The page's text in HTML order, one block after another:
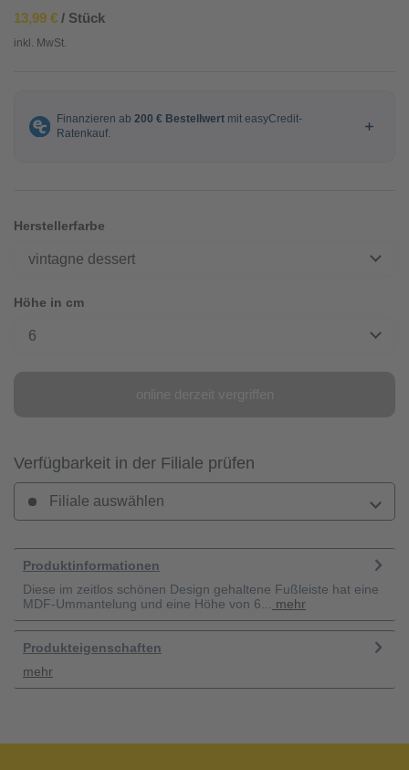
13,99 € / Stück
inkl. MwSt.
Herstellerfarbe
vintagne dessert
Höhe in cm
6
Verfügbarkeit in der Filiale prüfen
Filiale auswählen
Produktinformationen
Diese im zeitlos schönen Design gehaltene Fußleiste hat eine
MDF-Ummantelung und eine Höhe von 6...
mehr
Produkteigenschaften
mehr